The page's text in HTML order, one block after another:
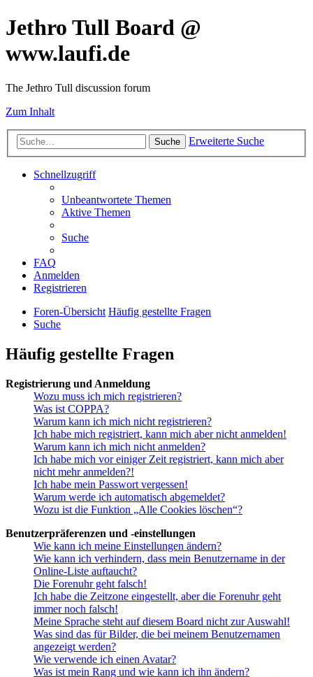
Jethro Tull Board @
www.laufi.de
The Jethro Tull discussion forum
Zum Inhalt
Suche Erweiterte Suche
Schnellzugriff
Unbeantwortete Themen
Aktive Themen
Suche
FAQ
Anmelden
Registrieren
Foren-Übersicht Häufig gestellte Fragen
Suche
Häufig gestellte Fragen
Registrierung und Anmeldung
Wozu muss ich mich registrieren?
Was ist COPPA?
Warum kann ich mich nicht registrieren?
Ich habe mich registriert, kann mich aber nicht anmelden!
Warum kann ich mich nicht anmelden?
Ich habe mich vor einiger Zeit registriert, kann mich aber
nicht mehr anmelden?!
Ich habe mein Passwort vergessen!
Warum werde ich automatisch abgemeldet?
Wozu ist die Funktion „Alle Cookies löschen“?
Benutzerpräferenzen und -einstellungen
Wie kann ich meine Einstellungen ändern?
Wie kann ich verhindern, dass mein Benutzername in der
Online-Liste auftaucht?
Die Forenuhr geht falsch!
Ich habe die Zeitzone eingestellt, aber die Forenuhr geht
immer noch falsch!
Meine Sprache steht auf diesem Board nicht zur Auswahl!
Was sind das für Bilder, die bei meinem Benutzernamen
angezeigt werden?
Wie verwende ich einen Avatar?
Was ist mein Rang und wie kann ich ihn ändern?